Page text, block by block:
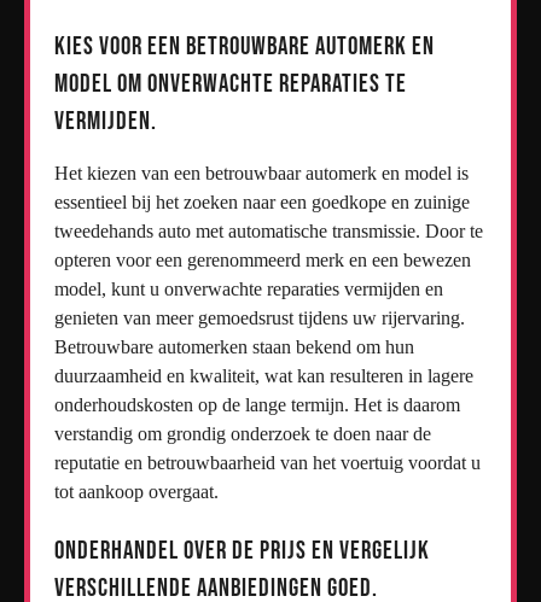
Kies voor een betrouwbare automerk en
model om onverwachte reparaties te
vermijden.
Het kiezen van een betrouwbaar automerk en model is
essentieel bij het zoeken naar een goedkope en zuinige
tweedehands auto met automatische transmissie. Door te
opteren voor een gerenommeerd merk en een bewezen
model, kunt u onverwachte reparaties vermijden en
genieten van meer gemoedsrust tijdens uw rijervaring.
Betrouwbare automerken staan bekend om hun
duurzaamheid en kwaliteit, wat kan resulteren in lagere
onderhoudskosten op de lange termijn. Het is daarom
verstandig om grondig onderzoek te doen naar de
reputatie en betrouwbaarheid van het voertuig voordat u
tot aankoop overgaat.
Onderhandel over de prijs en vergelijk
verschillende aanbiedingen goed.